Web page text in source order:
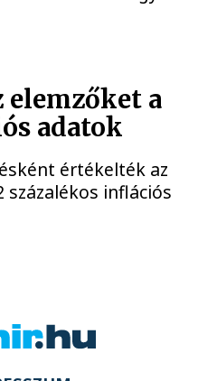
elemzőket a
adatok
értékelték az
százalékos inflációs